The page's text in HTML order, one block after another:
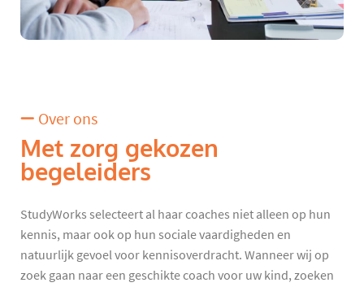
Over ons
Met zorg gekozen
begeleiders
StudyWorks selecteert al haar coaches niet alleen op hun
kennis, maar ook op hun sociale vaardigheden en
natuurlijk gevoel voor kennisoverdracht. Wanneer wij op
zoek gaan naar een geschikte coach voor uw kind, zoeken